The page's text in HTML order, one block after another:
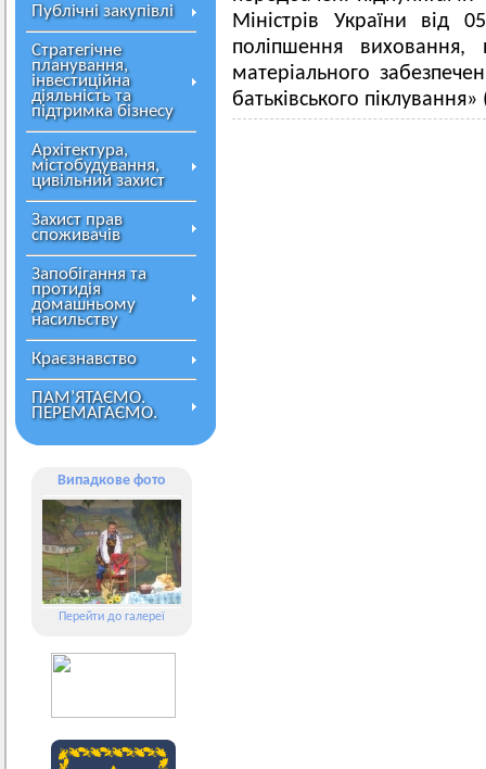
Публічні закупівлі
Стратегічне
планування,
інвестиційна
діяльність та
підтримка бізнесу
Архітектура,
містобудування,
цивільний захист
Захист прав
споживачів
Запобігання та
протидія
домашньому
насильству
Краєзнавство
ПАМ’ЯТАЄМО.
ПЕРЕМАГАЄМО.
Випадкове фото
Перейти до галереї
Міністрів України
поліпшення виховання,
матеріального
батьківського